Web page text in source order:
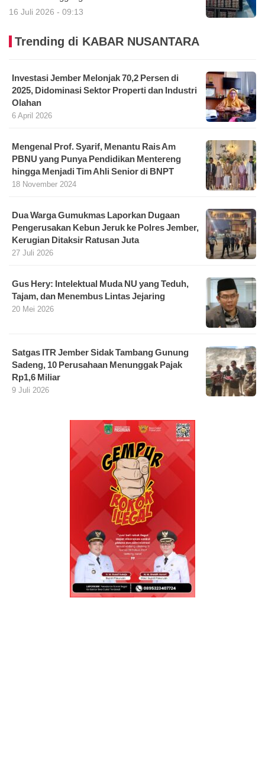
16 Juli 2026 - 09:13
Trending di KABAR NUSANTARA
Investasi Jember Melonjak 70,2 Persen di
2025, Didominasi Sektor Properti dan Industri
Olahan
6 April 2026
Mengenal Prof. Syarif, Menantu Rais Am
PBNU yang Punya Pendidikan Mentereng
hingga Menjadi Tim Ahli Senior di BNPT
18 November 2024
Dua Warga Gumukmas Laporkan Dugaan
Pengerusakan Kebun Jeruk ke Polres Jember,
Kerugian Ditaksir Ratusan Juta
27 Juli 2026
Gus Hery: Intelektual Muda NU yang Teduh,
Tajam, dan Menembus Lintas Jejaring
20 Mei 2026
Satgas ITR Jember Sidak Tambang Gunung
Sadeng, 10 Perusahaan Menunggak Pajak
Rp1,6 Miliar
9 Juli 2026